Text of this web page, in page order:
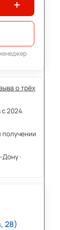
о трёх
с 2024
·
28)